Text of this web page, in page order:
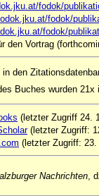
fodok/
fodok/
fodok/
den Vortrag
den
Buches wurden
(letzter Zugriff 24.
(letzter Zugriff:
(letzter Zugriff: 23.
Nachrichten,